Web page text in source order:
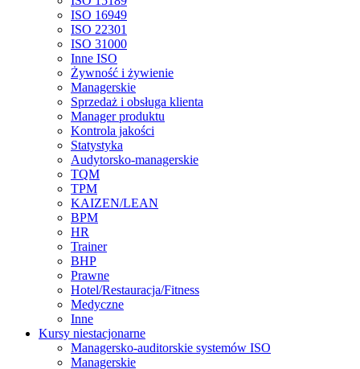
ISO 16949
ISO 22301
ISO 31000
Inne ISO
Żywność i żywienie
Managerskie
Sprzedaż i obsługa klienta
Manager produktu
Kontrola jakości
Statystyka
Audytorsko-managerskie
TQM
TPM
KAIZEN/LEAN
BPM
HR
Trainer
BHP
Prawne
Hotel/Restauracja/Fitness
Medyczne
Inne
Kursy niestacjonarne
Managersko-auditorskie systemów ISO
Managerskie